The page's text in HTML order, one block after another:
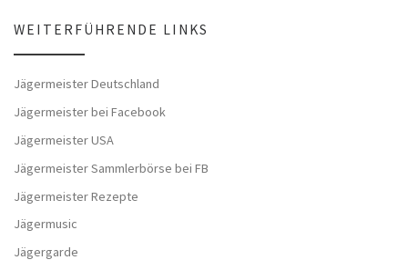
WEITERFÜHRENDE LINKS
Jägermeister Deutschland
Jägermeister bei Facebook
Jägermeister USA
Jägermeister Sammlerbörse bei FB
Jägermeister Rezepte
Jägermusic
Jägergarde